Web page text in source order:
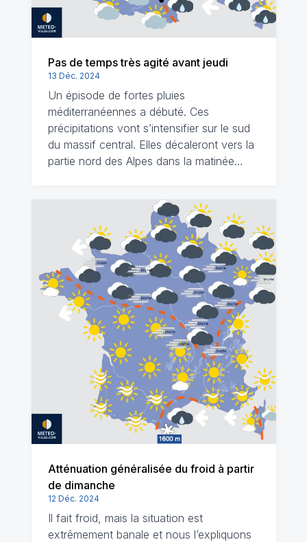
Pas de temps très agité avant jeudi
13 Déc. 2024
Un épisode de fortes pluies
méditerranéennes a débuté. Ces
précipitations vont s’intensifier sur le sud
du massif central. Elles décaleront vers la
partie nord des Alpes dans la matinée…
Atténuation généralisée du froid à partir
de dimanche
12 Déc. 2024
Il fait froid, mais la situation est
extrêmement banale et nous l’expliquons